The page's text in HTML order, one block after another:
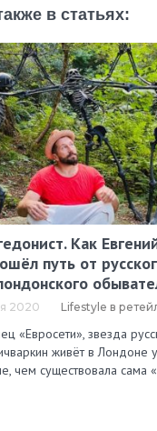
в статьях:
Как
путь от
2020 Lifestyle в
«Евросети», звезда
живёт в Лондоне
чем существовала сама